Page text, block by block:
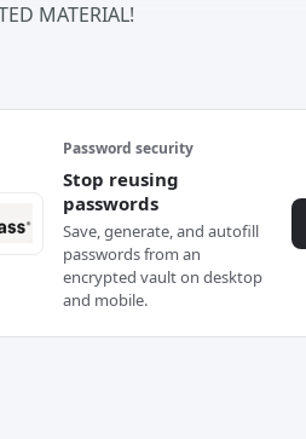
MATERIAL!
Password security
Stop reusing
passwords
Save, generate, and autofill
passwords from an
encrypted vault on desktop
and mobile.